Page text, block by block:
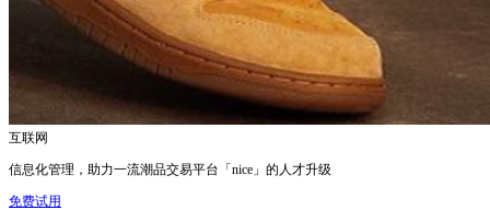
互联网
信息化管理，助力一流潮品交易平台「nice」的人才升级
免费试用